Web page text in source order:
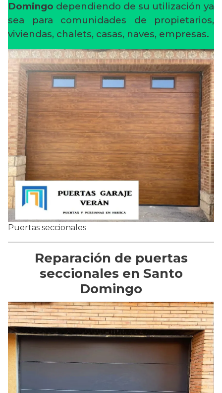
Domingo dependiendo de su utilización ya
sea para comunidades de propietarios,
viviendas, chalets, casas, naves, empresas.
Puertas seccionales
Reparación de puertas
seccionales en Santo
Domingo